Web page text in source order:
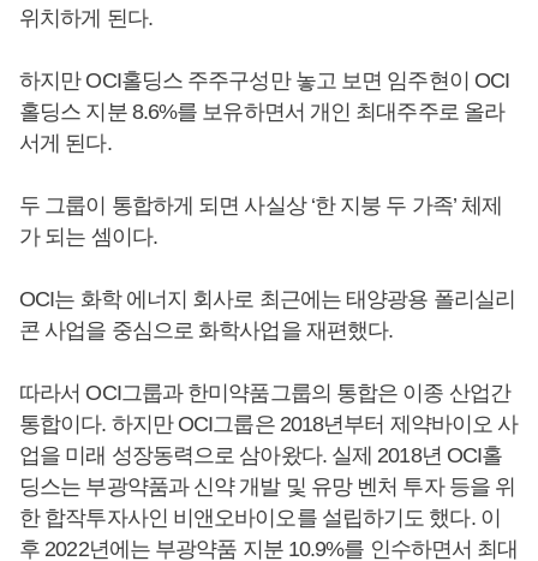
위치하게 된다.
하지만 OCI홀딩스 주주구성만 놓고 보면 임주현이 OCI
홀딩스 지분 8.6%를 보유하면서 개인 최대주주로 올라
서게 된다.
두 그룹이 통합하게 되면 사실상 ‘한 지붕 두 가족’ 체제
가 되는 셈이다.
OCI는 화학 에너지 회사로 최근에는 태양광용 폴리실리
콘 사업을 중심으로 화학사업을 재편했다.
따라서 OCI그룹과 한미약품그룹의 통합은 이종 산업간
통합이다. 하지만 OCI그룹은 2018년부터 제약바이오 사
업을 미래 성장동력으로 삼아왔다. 실제 2018년 OCI홀
딩스는 부광약품과 신약 개발 및 유망 벤처 투자 등을 위
한 합작투자사인 비앤오바이오를 설립하기도 했다. 이
후 2022년에는 부광약품 지분 10.9%를 인수하면서 최대